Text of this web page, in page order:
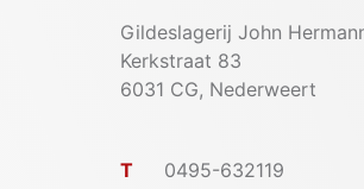
Gildeslagerij John
Kerkstraat 83
6031 CG, Nederweert
T
0495-632119